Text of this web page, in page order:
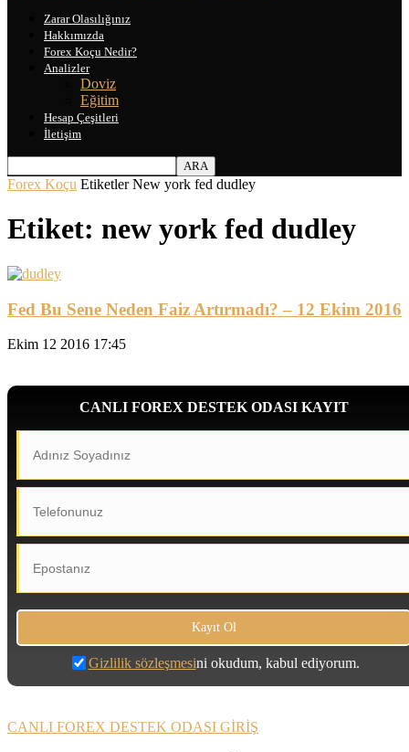
Zarar Olasılığınız
Hakkımızda
Forex Koçu Nedir?
Analizler
Doviz
Eğitim
Hesap Çeşitleri
İletişim
Forex Koçu Etiketler New york fed dudley
Etiket: new york fed dudley
Fed Bu Sene Neden Faiz Artırmadı? – 12 Ekim 2016
Ekim 12 2016 17:45
CANLI FOREX DESTEK ODASI KAYIT
Gizlilik sözleşmesini okudum, kabul ediyorum.
CANLI FOREX DESTEK ODASI GİRİŞ